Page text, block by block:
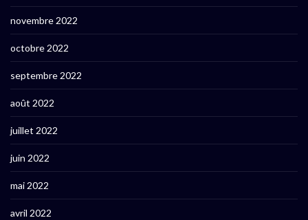
novembre 2022
octobre 2022
septembre 2022
août 2022
juillet 2022
juin 2022
mai 2022
avril 2022